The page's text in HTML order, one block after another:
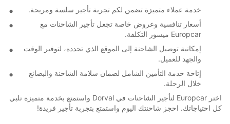
خدمة عملاء متميزة تضمن لكم تجربة تأجير سلسة ومريحة.
أسعار تنافسية وعروض خاصة تجعل تأجير الشاحنات مع
Europcar ميسور التكلفة.
إمكانية توصيل الشاحنة إلى الموقع الذي تحدده، لتوفير الوقت
والجهد للعميل.
إتاحة خدمة التأمين الشامل لضمان سلامة الشاحنة والبضائع
خلال الرحلة.
اختر Europcar لتأجير الشاحنات في Dorval واستمتع بخدمة متميزة تلبي
كل احتياجاتك. احجز شاحنتك اليوم واستمتع بتجربة تأجير فريدة!